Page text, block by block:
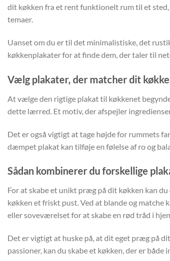
dit køkken fra et rent funktionelt rum til et sted,
temaer.
Uanset om du er til det minimalistiske, det
køkkenplakater for at finde dem, der taler til
Vælg plakater, der matcher dit
At vælge den rigtige plakat til køkkenet
dette lærred. Et motiv, der afspejler
Det er også vigtigt at tage højde for rummets
dæmpet plakat kan tilføje en følelse af ro og
Sådan kombinerer du forskellige
For at skabe et unikt præg på dit køkken kan
køkken et friskt pust. Ved at blande og
eller soveværelset for at skabe en rød tråd i
Det er vigtigt at huske på, at dit eget præg på
passioner, kan du skabe et køkken, der er